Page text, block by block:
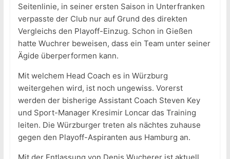
Seitenlinie, in seiner ersten Saison in Unterfranken
verpasste der Club nur auf Grund des direkten
Vergleichs den Playoff-Einzug. Schon in Gießen
hatte Wuchrer beweisen, dass ein Team unter seiner
Ägide überperformen kann.
Mit welchem Head Coach es in Würzburg
weitergehen wird, ist noch ungewiss. Vorerst
werden der bisherige Assistant Coach Steven Key
und Sport-Manager Kresimir Loncar das Training
leiten. Die Würzburger treten als nächtes zuhause
gegen den Playoff-Aspiranten aus Hamburg an.